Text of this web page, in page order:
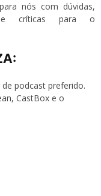
nós com dúvidas,
e críticas para o
podcast preferido.
, CastBox e o